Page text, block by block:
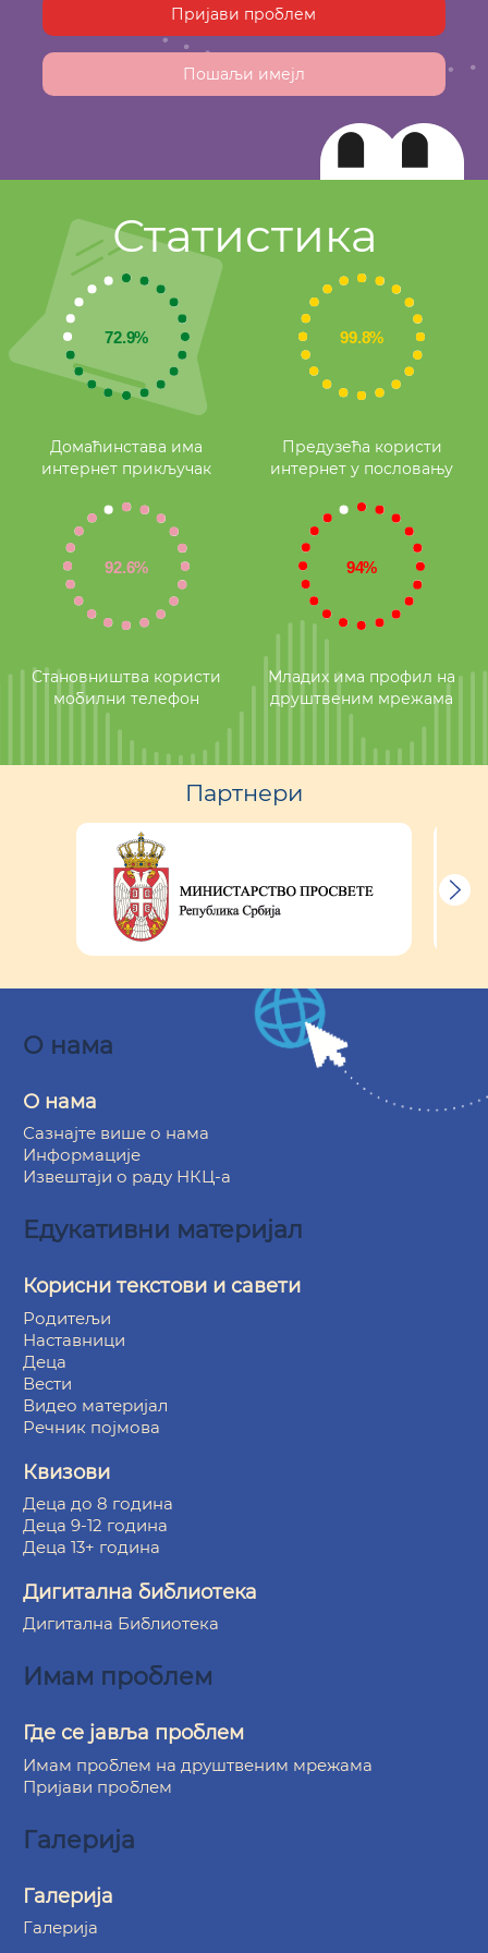
Пријави проблем
Пошаљи имејл
Статистика
Домаћинстава има
интернет прикључак
Предузећа користи
интернет у пословању
Становништва користи
мобилни телефон
Младих има профил на
друштвеним мрежама
Партнери
О нама
О нама
Сазнајте више о нама
Информације
Извештаји о раду НКЦ-а
Едукативни материјал
Корисни текстови и савети
Родитељи
Наставници
Деца
Вести
Видео материјал
Речник појмова
Квизови
Деца до 8 година
Деца 9-12 година
Деца 13+ година
Дигитална библиотека
Дигитална Библиотека
Имам проблем
Где се јавља проблем
Имам проблем на друштвеним мрежама
Пријави проблем
Галерија
Галерија
Галерија